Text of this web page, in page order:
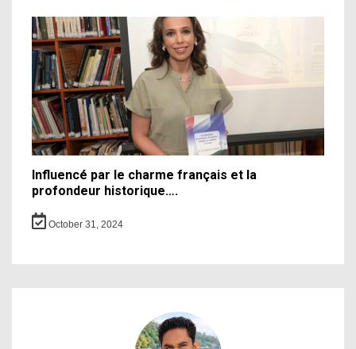
Influencé par le charme français et la
profondeur historique….
October 31, 2024